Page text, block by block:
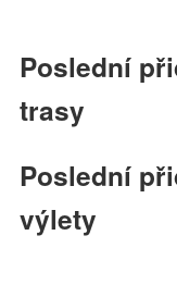
Poslední
trasy
Poslední
výlety